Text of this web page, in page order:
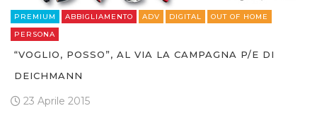
PREMIUM ABBIGLIAMENTO ADV DIGITAL
OUT OF HOME
PERSONA
“VOGLIO, POSSO”, AL VIA LA CAMPAGNA P/E DI
DEICHMANN
23 Aprile 2015